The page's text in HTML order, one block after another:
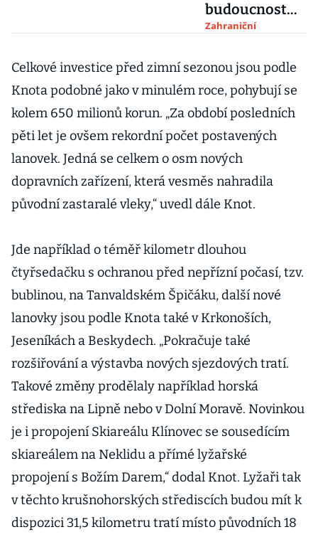
budoucnost
lyžování.
Alpách si už
mnozí
nemohou
dovolit
Zahraniční
Celkové investice před zimní sezonou jsou podle
Knota podobné jako v minulém roce, pohybují se
kolem 650 milionů korun. „Za období posledních
pěti let je ovšem rekordní počet postavených
lanovek. Jedná se celkem o osm nových
dopravních zařízení, která vesměs nahradila
původní zastaralé vleky,“ uvedl dále Knot.
Jde například o téměř kilometr dlouhou
čtyřsedačku s ochranou před nepřízní počasí, tzv.
bublinou, na Tanvaldském Špičáku, další nové
lanovky jsou podle Knota také v Krkonoších,
Jeseníkách a Beskydech. „Pokračuje také
rozšiřování a výstavba nových sjezdových tratí.
Takové změny prodělaly například horská
střediska na Lipně nebo v Dolní Moravě. Novinkou
je i propojení Skiareálu Klínovec se sousedícím
skiareálem na Neklidu a přímé lyžařské
propojení s Božím Darem,“ dodal Knot. Lyžaři tak
v těchto krušnohorských střediscích budou mít k
dispozici 31,5 kilometru tratí místo původních 18